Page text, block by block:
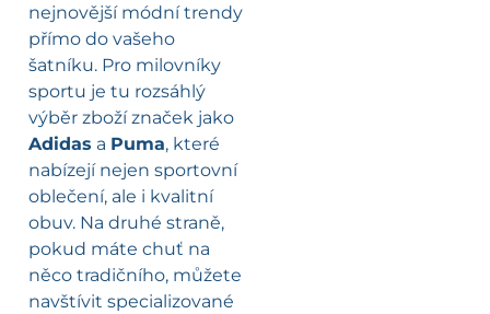
nejnovější módní trendy
přímo do vašeho
šatníku. Pro milovníky
sportu je tu rozsáhlý
výběr zboží značek jako
Adidas a Puma, které
nabízejí nejen sportovní
oblečení, ale i kvalitní
obuv. Na druhé straně,
pokud máte chuť na
něco tradičního, můžete
navštívit specializované